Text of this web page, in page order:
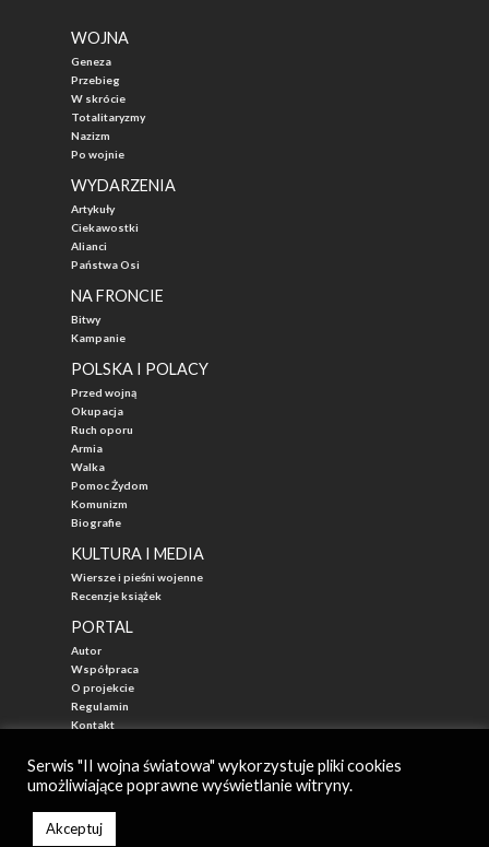
WOJNA
Geneza
Przebieg
W skrócie
Totalitaryzmy
Nazizm
Po wojnie
WYDARZENIA
Artykuły
Ciekawostki
Alianci
Państwa Osi
NA FRONCIE
Bitwy
Kampanie
POLSKA I POLACY
Przed wojną
Okupacja
Ruch oporu
Armia
Walka
Pomoc Żydom
Komunizm
Biografie
KULTURA I MEDIA
Wiersze i pieśni wojenne
Recenzje książek
PORTAL
Autor
Współpraca
O projekcie
Regulamin
Kontakt
Autor: Mateusz Łabuz
Zarząd: Katarzyna Mika-Łabuz
Serwis "II wojna światowa" wykorzystuje pliki cookies
umożliwiające poprawne wyświetlanie witryny.
Akceptuj